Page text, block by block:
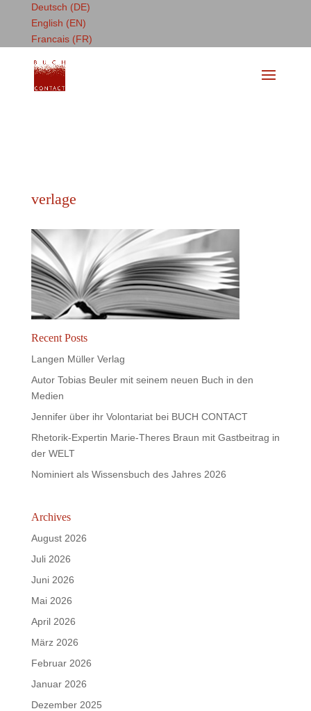
Deutsch (DE)
English (EN)
Francais (FR)
verlage
Recent Posts
Langen Müller Verlag
Autor Tobias Beuler mit seinem neuen Buch in den
Medien
Jennifer über ihr Volontariat bei BUCH CONTACT
Rhetorik-Expertin Marie-Theres Braun mit Gastbeitrag in
der WELT
Nominiert als Wissensbuch des Jahres 2026
Archives
August 2026
Juli 2026
Juni 2026
Mai 2026
April 2026
März 2026
Februar 2026
Januar 2026
Dezember 2025